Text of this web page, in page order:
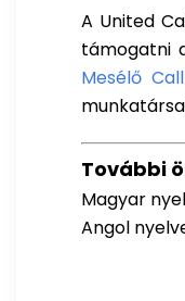
A United
támogatni
Mesélő
További
Magyar
Angol